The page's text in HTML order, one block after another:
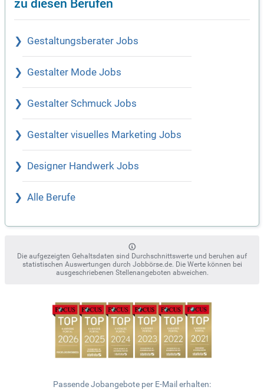
Gestaltungsberater Jobs
Gestalter Mode Jobs
Gestalter Schmuck Jobs
Gestalter visuelles Marketing Jobs
Designer Handwerk Jobs
Alle Berufe
Die aufgezeigten Gehaltsdaten sind Durchschnittswerte und beruhen auf
statistischen Auswertungen durch Jobbörse.de. Die Werte können bei
ausgeschriebenen Stellenangeboten abweichen.
Passende Jobangebote per E-Mail erhalten: